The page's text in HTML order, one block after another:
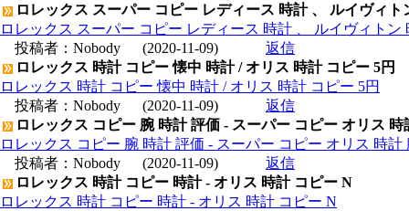
ロレックス スーパー コピー レディース 時計 、 ルイヴィ
ロレックス スーパー コピー レディース 時計 、 ルイヴィト
投稿者： Nobody (2020-11-09)
返信
ロレックス 時計 コピー 懐中 時計 / オリス 時計 コピー 5円
ロレックス 時計 コピー 懐中 時計 / オリス 時計 コピー 5円
投稿者： Nobody (2020-11-09)
返信
ロレックス コピー 腕 時計 評価 - スーパー コピー オリス 時
ロレックス コピー 腕 時計 評価 - スーパー コピー オリス 時計
投稿者： Nobody (2020-11-09)
返信
ロレックス 時計 コピー 時計 - オリス 時計 コピー N
ロレックス 時計 コピー 時計 - オリス 時計 コピー N